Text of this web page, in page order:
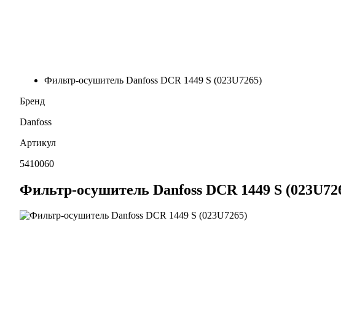
Фильтр-осушитель Danfoss DCR 1449 S (023U7265)
Бренд
Danfoss
Артикул
5410060
Фильтр-осушитель Danfoss DCR 1449 S